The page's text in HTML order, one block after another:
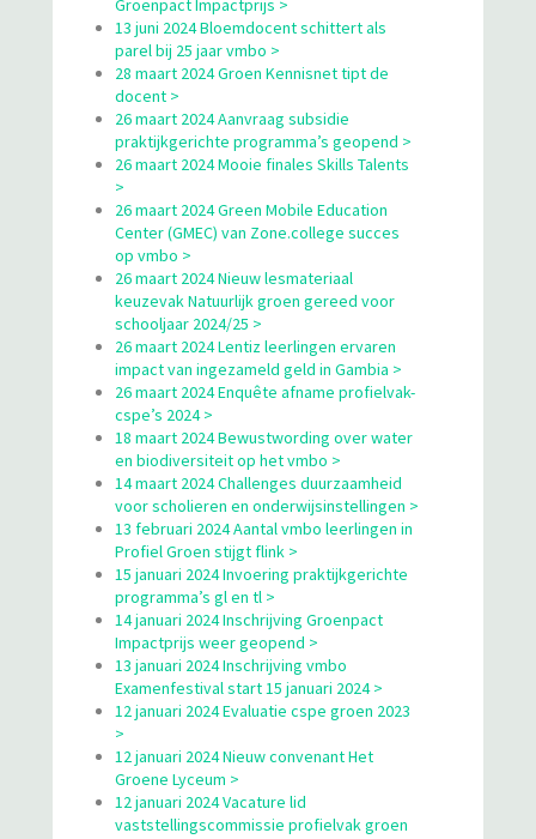
Groenpact Impactprijs >
13 juni 2024 Bloemdocent schittert als
parel bij 25 jaar vmbo >
28 maart 2024 Groen Kennisnet tipt de
docent >
26 maart 2024 Aanvraag subsidie
praktijkgerichte programma’s geopend >
26 maart 2024 Mooie finales Skills Talents
>
26 maart 2024 Green Mobile Education
Center (GMEC) van Zone.college succes
op vmbo >
26 maart 2024 Nieuw lesmateriaal
keuzevak Natuurlijk groen gereed voor
schooljaar 2024/25 >
26 maart 2024 Lentiz leerlingen ervaren
impact van ingezameld geld in Gambia >
26 maart 2024 Enquête afname profielvak-
cspe’s 2024 >
18 maart 2024 Bewustwording over water
en biodiversiteit op het vmbo >
14 maart 2024 Challenges duurzaamheid
voor scholieren en onderwijsinstellingen >
13 februari 2024 Aantal vmbo leerlingen in
Profiel Groen stijgt flink >
15 januari 2024 Invoering praktijkgerichte
programma’s gl en tl >
14 januari 2024 Inschrijving Groenpact
Impactprijs weer geopend >
13 januari 2024 Inschrijving vmbo
Examenfestival start 15 januari 2024 >
12 januari 2024 Evaluatie cspe groen 2023
>
12 januari 2024 Nieuw convenant Het
Groene Lyceum >
12 januari 2024 Vacature lid
vaststellingscommissie profielvak groen